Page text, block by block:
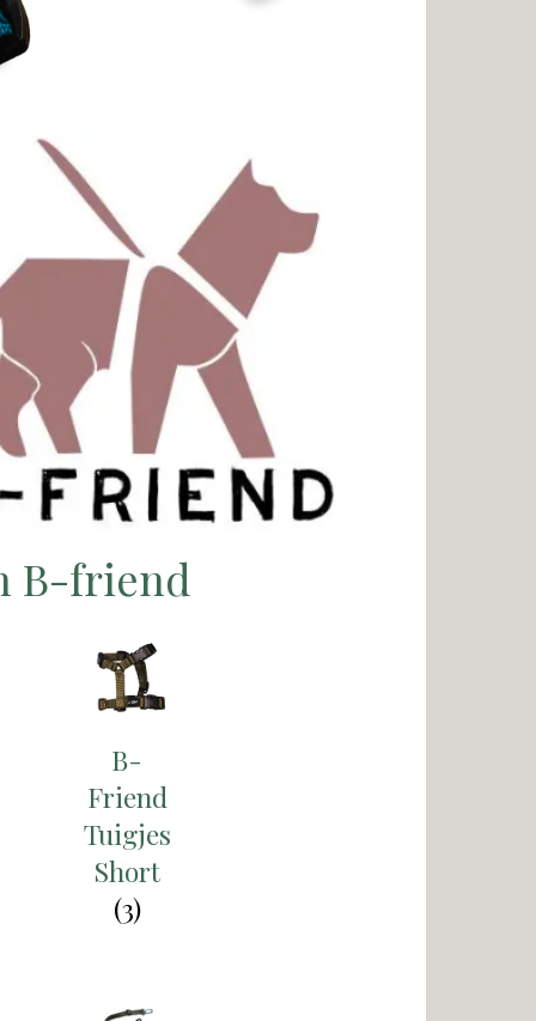
B-friend
B-
Friend
Tuigjes
Short
(3)